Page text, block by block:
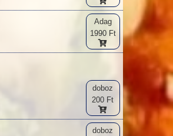
Adag
1990 Ft
doboz
200 Ft
doboz